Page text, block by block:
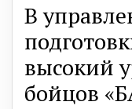
В
высокий
бойцов